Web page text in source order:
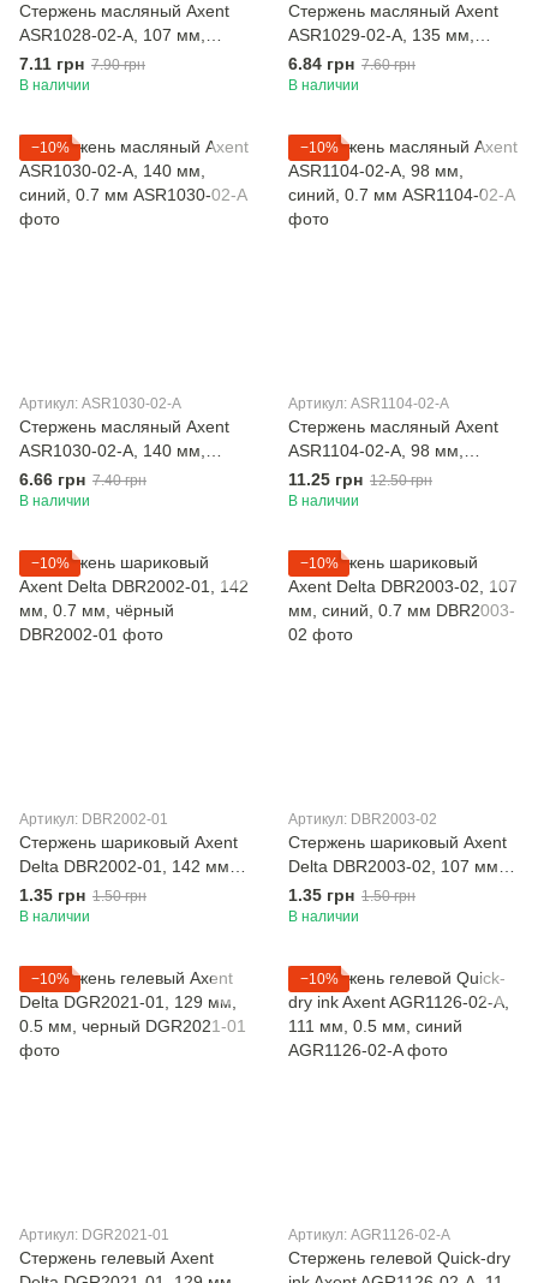
Стержень масляный Axent
ASR1028-02-A, 107 мм,
синий, 0.7 мм
7.11 грн 7.90 грн
В наличии
Стержень масляный Axent
ASR1029-02-A, 135 мм,
синий, 0.7 мм
6.84 грн 7.60 грн
В наличии
−10%
Артикул: ASR1030-02-A
Стержень масляный Axent
ASR1030-02-A, 140 мм,
синий, 0.7 мм
6.66 грн 7.40 грн
В наличии
−10%
Артикул: ASR1104-02-A
Стержень масляный Axent
ASR1104-02-A, 98 мм,
синий, 0.7 мм
11.25 грн 12.50 грн
В наличии
−10%
Артикул: DBR2002-01
Стержень шариковый Axent
Delta DBR2002-01, 142 мм,
0.7 мм, чёрный
1.35 грн 1.50 грн
В наличии
−10%
Артикул: DBR2003-02
Стержень шариковый Axent
Delta DBR2003-02, 107 мм,
синий, 0.7 мм
1.35 грн 1.50 грн
В наличии
−10%
Артикул: DGR2021-01
Стержень гелевый Axent
−10%
Артикул: AGR1126-02-A
Стержень гелевой Quick-dry